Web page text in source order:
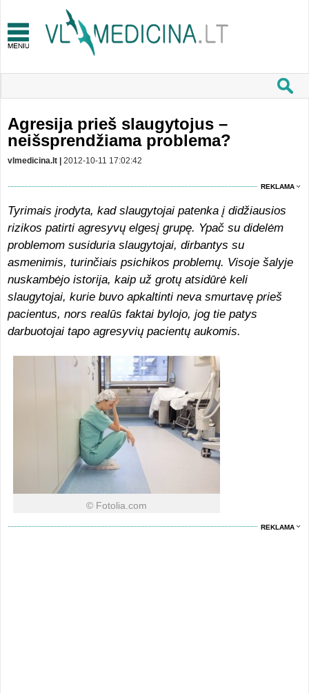
Agresija prieš slaugytojus –
neišsprendžiama problema?
vlmedicina.lt | 2012-10-11 17:02:42
REKLAMA
Tyrimais įrodyta, kad slaugytojai patenka į didžiausios
rizikos patirti agresyvų elgesį grupę. Ypač su didelėm
problemom susiduria slaugytojai, dirbantys su
asmenimis, turinčiais psichikos problemų. Visoje šalyje
nuskambėjo istorija, kaip už grotų atsidūrė keli
slaugytojai, kurie buvo apkaltinti neva smurtavę prieš
pacientus, nors realūs faktai bylojo, jog tie patys
darbuotojai tapo agresyvių pacientų aukomis.
© Fotolia.com
REKLAMA